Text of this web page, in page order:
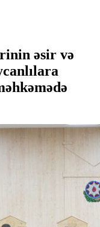
əsir və